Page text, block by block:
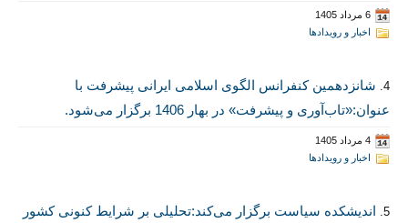
6 مرداد 1405
اخبار و رویدادها
4.
شانزدهمین کنفرانس الگوی اسلامی ایرانی پیشرفت با
عنوان:«تاب‌آوری و پیشرفت» در بهار 1406 برگزار می‌شود.
4 مرداد 1405
اخبار و رویدادها
5.
اندیشکده سیاست برگزار می‌کند:تحلیلی بر شرایط کنونی کشور